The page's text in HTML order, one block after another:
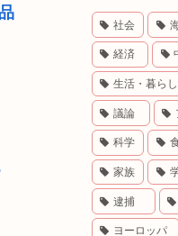
社会
経済
生活・暮らし
議論
科学
家族
逮捕
ヨーロッパ